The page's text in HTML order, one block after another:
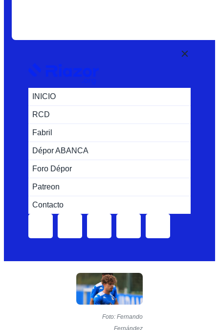
INICIO
RCD
Fabril
Dépor ABANCA
Foro Dépor
Patreon
Contacto
Foto: Fernando
Fernández